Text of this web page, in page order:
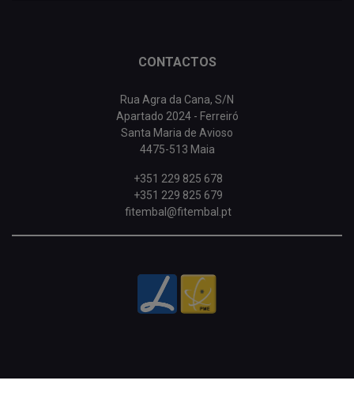
CONTACTOS
Rua Agra da Cana, S/N
Apartado 2024 - Ferreiró
Santa Maria de Avioso
4475-513 Maia
+351 229 825 678
+351 229 825 679
fitembal@fitembal.pt